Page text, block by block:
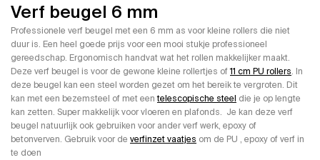
Verf beugel 6 mm
Professionele verf beugel met een 6 mm as voor kleine rollers die niet
duur is. Een heel goede prijs voor een mooi stukje professioneel
gereedschap. Ergonomisch handvat wat het rollen makkelijker maakt.
Deze verf beugel is voor de gewone kleine rollertjes of11 cm PU rollers. In
deze beugel kan een steel worden gezet om het bereik te vergroten. Dit
kan met een bezemsteel of met eentelescopische steel die je op lengte
kan zetten. Super makkelijk voor vloeren en plafonds. Je kan deze verf
beugel natuurlijk ook gebruiken voor ander verf werk, epoxy of
betonverven. Gebruik voor de verfinzet vaatjes om de PU , epoxy of verf in
te doen